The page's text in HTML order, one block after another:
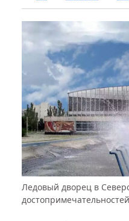
Ледовый дворец в